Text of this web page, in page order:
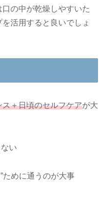
の中が乾燥しやすいた
活用すると良いでしょ
＋日頃のセルフケアが大
い
ために通うのが大事